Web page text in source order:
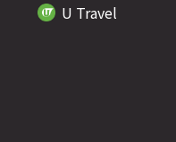
U Travel